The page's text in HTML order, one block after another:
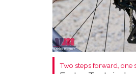
Two steps forward, one